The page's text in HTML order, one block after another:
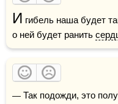
И гибель наша будет
о ней будет ранить
— Так подожди, это получается — опять врать?  — Слав,